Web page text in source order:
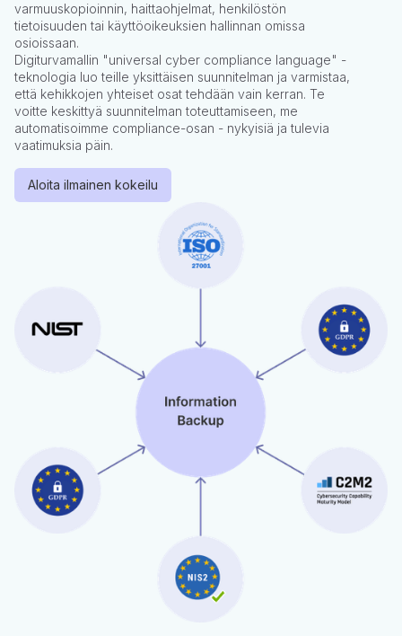
varmuuskopioinnin, haittaohjelmat, henkilöstön
tietoisuuden tai käyttöoikeuksien hallinnan omissa
osioissaan.
Digiturvamallin "universal cyber compliance language" -
teknologia luo teille yksittäisen suunnitelman ja varmistaa,
että kehikkojen yhteiset osat tehdään vain kerran. Te
voitte keskittyä suunnitelman toteuttamiseen, me
automatisoimme compliance-osan - nykyisiä ja tulevia
vaatimuksia päin.
Aloita ilmainen kokeilu